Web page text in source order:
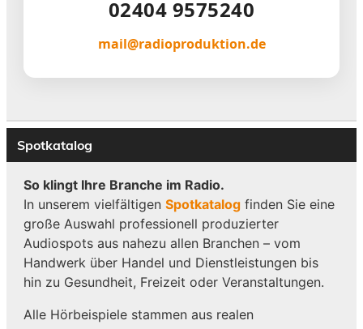
02404 9575240
mail@radioproduktion.de
Spotkatalog
So klingt Ihre Branche im Radio.
In unserem vielfältigen Spotkatalogfinden Sie eine
große Auswahl professionell produzierter
Audiospots aus nahezu allen Branchen – vom
Handwerk über Handel und Dienstleistungen bis
hin zu Gesundheit, Freizeit oder Veranstaltungen.
Alle Hörbeispiele stammen aus realen